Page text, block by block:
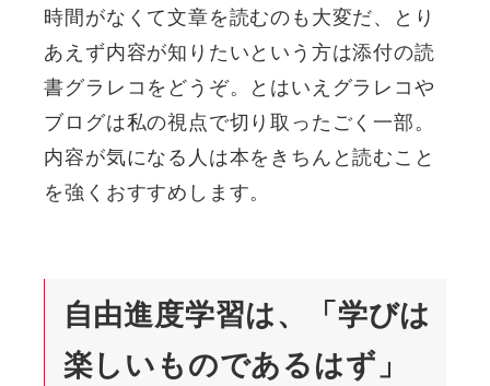
時間がなくて文章を読むのも大変だ、とり
あえず内容が知りたいという方は添付の読
書グラレコをどうぞ。とはいえグラレコや
ブログは私の視点で切り取ったごく一部。
内容が気になる人は本をきちんと読むこと
を強くおすすめします。
自由進度学習は、「学びは
楽しいものであるはず」